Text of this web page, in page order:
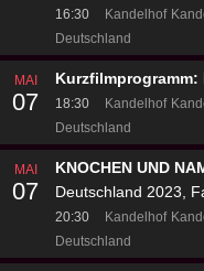
16:30 Kandelhof
Deutschland
MAI
07
Kurzfilmprogramm:
18:30 Kandelhof
Deutschland
MAI
07
KNOCHEN UND
Deutschland 2023,
20:30 Kandelhof
Deutschland